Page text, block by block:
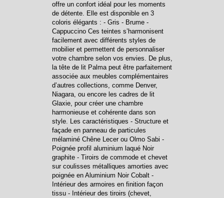
offre un confort idéal pour les moments
de détente. Elle est disponible en 3
coloris élégants : - Gris - Brume -
Cappuccino Ces teintes s’harmonisent
facilement avec différents styles de
mobilier et permettent de personnaliser
votre chambre selon vos envies. De plus,
la tête de lit Palma peut être parfaitement
associée aux meubles complémentaires
d’autres collections, comme Denver,
Niagara, ou encore les cadres de lit
Glaxie, pour créer une chambre
harmonieuse et cohérente dans son
style. Les caractéristiques - Structure et
façade en panneau de particules
mélaminé Chêne Lecer ou Olmo Sabi -
Poignée profil aluminium laqué Noir
graphite - Tiroirs de commode et chevet
sur coulisses métalliques amorties avec
poignée en Aluminium Noir Cobalt -
Intérieur des armoires en finition façon
tissu - Intérieur des tiroirs (chevet,